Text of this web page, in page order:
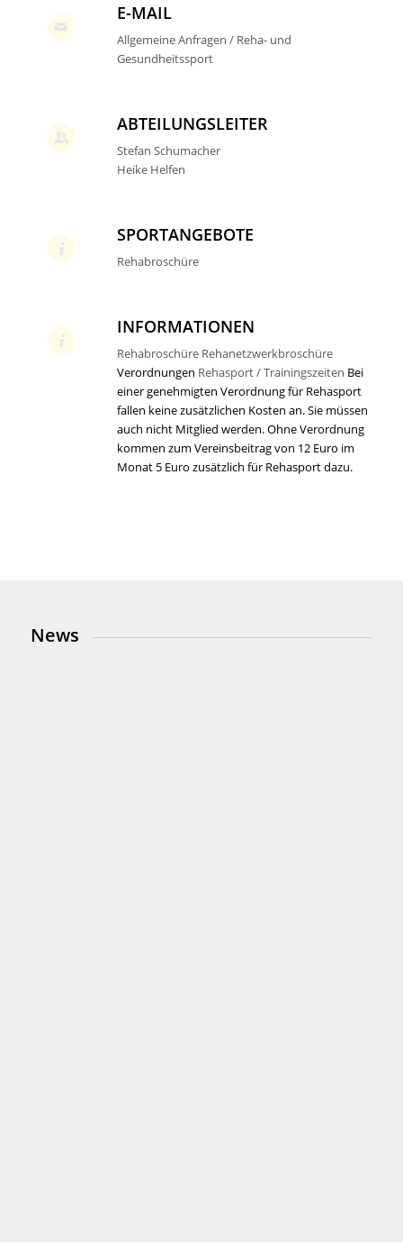
E-MAIL
Allgemeine Anfragen / Reha- und
Gesundheitssport
ABTEILUNGSLEITER
Stefan Schumacher
Heike Helfen
SPORTANGEBOTE
Rehabroschüre
INFORMATIONEN
Rehabroschüre Rehanetzwerkbroschüre
Verordnungen Rehasport / Trainingszeiten Bei
einer genehmigten Verordnung für Rehasport
fallen keine zusätzlichen Kosten an. Sie müssen
auch nicht Mitglied werden. Ohne Verordnung
kommen zum Vereinsbeitrag von 12 Euro im
Monat 5 Euro zusätzlich für Rehasport dazu.
News